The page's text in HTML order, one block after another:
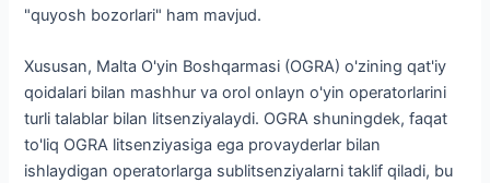
"quyosh bozorlari" ham mavjud.
Xususan, Malta O'yin Boshqarmasi (OGRA) o'zining qat'iy
qoidalari bilan mashhur va orol onlayn o'yin operatorlarini
turli talablar bilan litsenziyalaydi. OGRA shuningdek, faqat
to'liq OGRA litsenziyasiga ega provayderlar bilan
ishlaydigan operatorlarga sublitsenziyalarni taklif qiladi, bu